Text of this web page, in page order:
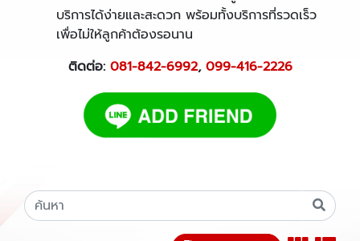
บริการได้ง่ายและสะดวก พร้อมทั้งบริการที่รวดเร็ว
เพื่อไม่ให้ลูกค้าต้องรอนาน
ติดต่อ: 081-842-6992, 099-416-2226